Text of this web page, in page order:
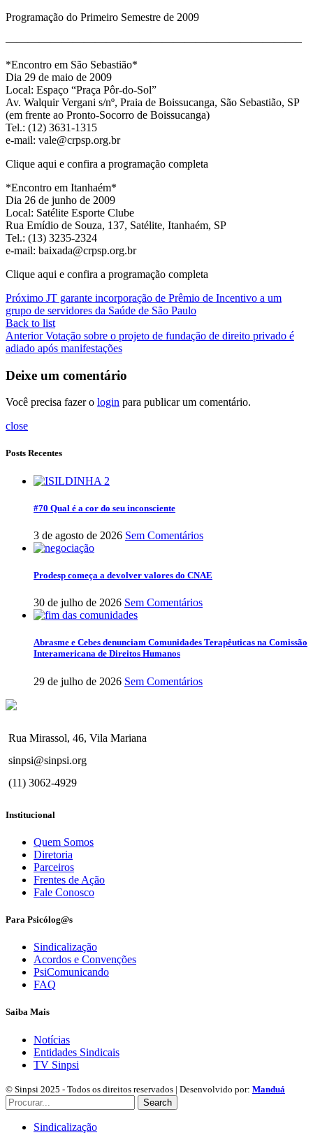
Programação do Primeiro Semestre de 2009
——————————————————————————–
*Encontro em São Sebastião*
Dia 29 de maio de 2009
Local: Espaço “Praça Pôr-do-Sol”
Av. Walquir Vergani s/nº, Praia de Boissucanga, São Sebastião, SP
(em frente ao Pronto-Socorro de Boissucanga)
Tel.: (12) 3631-1315
e-mail: vale@crpsp.org.br
Clique aqui e confira a programação completa
*Encontro em Itanhaém*
Dia 26 de junho de 2009
Local: Satélite Esporte Clube
Rua Emídio de Souza, 137, Satélite, Itanhaém, SP
Tel.: (13) 3235-2324
e-mail: baixada@crpsp.org.br
Clique aqui e confira a programação completa
Próximo JT garante incorporação de Prêmio de Incentivo a um
grupo de servidores da Saúde de São Paulo
Back to list
Anterior Votação sobre o projeto de fundação de direito privado é
adiado após manifestações
Deixe um comentário
Você precisa fazer o login para publicar um comentário.
close
Posts Recentes
#70 Qual é a cor do seu inconsciente
3 de agosto de 2026 Sem Comentários
Prodesp começa a devolver valores do CNAE
30 de julho de 2026 Sem Comentários
Abrasme e Cebes denunciam Comunidades Terapêuticas na Comissão
Interamericana de Direitos Humanos
29 de julho de 2026 Sem Comentários
Rua Mirassol, 46, Vila Mariana
sinpsi@sinpsi.org
(11) 3062-4929
Institucional
Quem Somos
Diretoria
Parceiros
Frentes de Ação
Fale Conosco
Para Psicólog@s
Sindicalização
Acordos e Convenções
PsiComunicando
FAQ
Saiba Mais
Notícias
Entidades Sindicais
TV Sinpsi
© Sinpsi 2025 - Todos os direitos reservados | Desenvolvido por: Manduá
Search
Sindicalização